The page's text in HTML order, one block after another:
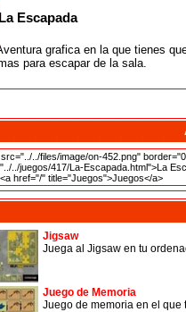
Escapada
grafica en la que tienes
para escapar de la sala.
Jigsaw
Juega al Jigsaw en tu
Juego de Memoria
Juego de memoria en el que